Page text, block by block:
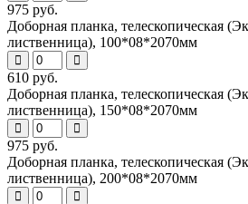
975 руб.
Доборная планка, телескопическая
лиственница), 100*08*2070мм
610 руб.
Доборная планка, телескопическая
лиственница), 150*08*2070мм
975 руб.
Доборная планка, телескопическая
лиственница), 200*08*2070мм